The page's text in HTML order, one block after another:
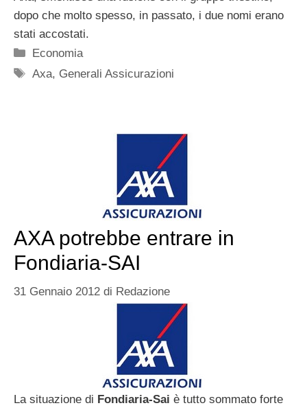
dopo che molto spesso, in passato, i due nomi erano
stati accostati.
Categorie
Economia
Tag
Axa, Generali Assicurazioni
AXA potrebbe entrare in
Fondiaria-SAI
31 Gennaio 2012 di Redazione
La situazione di Fondiaria-Sai è tutto sommato forte